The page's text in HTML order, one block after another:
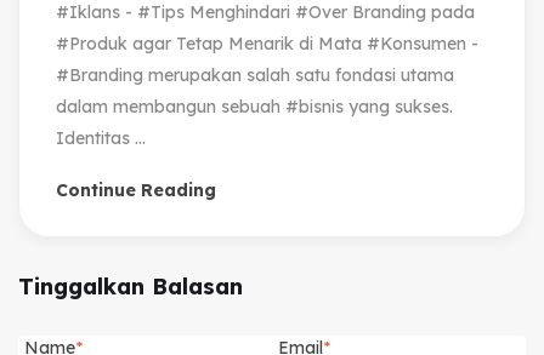
#Iklans - #Tips Menghindari #Over Branding pada
#Produk agar Tetap Menarik di Mata #Konsumen -
#Branding merupakan salah satu fondasi utama
dalam membangun sebuah #bisnis yang sukses.
Identitas ...
Continue Reading
Tinggalkan Balasan
Name Email